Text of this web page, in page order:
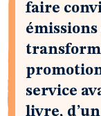
faire
service
livre,